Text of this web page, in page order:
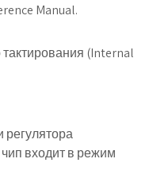
Manual.
тактирования (Internal
регулятора
входит в режим